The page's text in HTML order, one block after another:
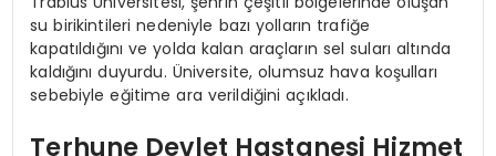
su birikintileri nedeniyle bazı yolların trafiğe
kapatıldığını ve yolda kalan araçların sel suları altında
kaldığını duyurdu. Üniversite, olumsuz hava koşulları
sebebiyle eğitime ara verildiğini açıkladı.
Terhune Devlet Hastanesi Hizmet